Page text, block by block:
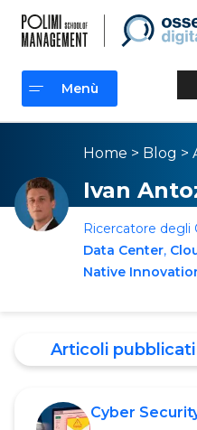
Menù
Menù
Home > Blog >
Ivan
Ricercatore degli
Data Center,
Native
Articoli pubblicati
Cyber